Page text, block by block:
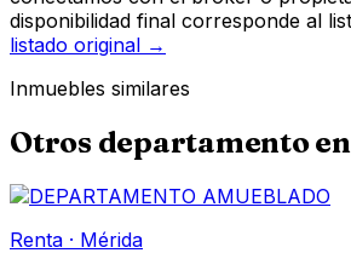
disponibilidad final corresponde al
listado original →
Inmuebles similares
Otros departamentoen
Renta · Mérida